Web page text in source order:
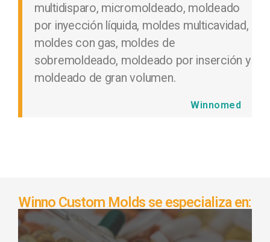
multidisparo, micromoldeado, moldeado
por inyección líquida, moldes multicavidad,
moldes con gas, moldes de
sobremoldeado, moldeado por inserción y
moldeado de gran volumen.
Winnomed
Winno Custom Molds se especializa en: